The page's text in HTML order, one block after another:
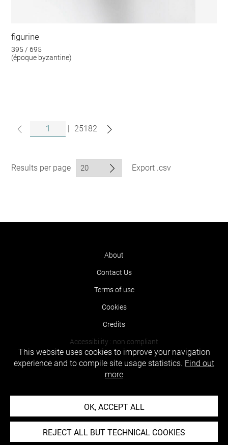
figurine
395 / 695
(époque byzantine)
| 25182
Results per page Export .csv
About
Contact Us
Terms of use
Cookies
Credits
Accessibility : non compliant
This website uses cookies to improve your navigation
experience and to compile site usage statistics. Find out
more
OK, ACCEPT ALL
REJECT ALL BUT TECHNICAL COOKIES